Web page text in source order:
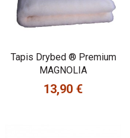
Tapis Drybed ® Premium
MAGNOLIA
Prix
13,90 €